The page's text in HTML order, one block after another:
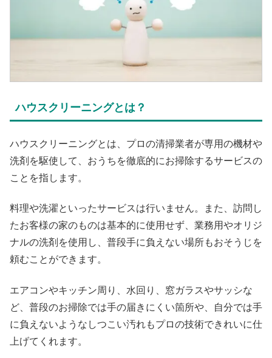
ハウスクリーニングとは？
ハウスクリーニングとは、プロの清掃業者が専用の機材や
洗剤を駆使して、おうちを徹底的にお掃除するサービスの
ことを指します。
料理や洗濯といったサービスは行いません。また、訪問し
たお客様の家のものは基本的に使用せず、業務用やオリジ
ナルの洗剤を使用し、普段手に負えない場所もおそうじを
頼むことができます。
エアコンやキッチン周り、水回り、窓ガラスやサッシな
ど、普段のお掃除では手の届きにくい箇所や、自分では手
に負えないようなしつこい汚れもプロの技術できれいに仕
上げてくれます。